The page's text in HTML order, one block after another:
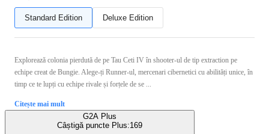
Standard Edition Deluxe Edition
Explorează colonia pierdută de pe Tau Ceti IV în shooter-ul de tip extraction pe
echipe creat de Bungie. Alege-ți Runner-ul, mercenari cibernetici cu abilități unice, în
timp ce te lupți cu echipe rivale și forțele de se ...
Citește mai mult
G2A Plus
Câștigă puncte Plus:169